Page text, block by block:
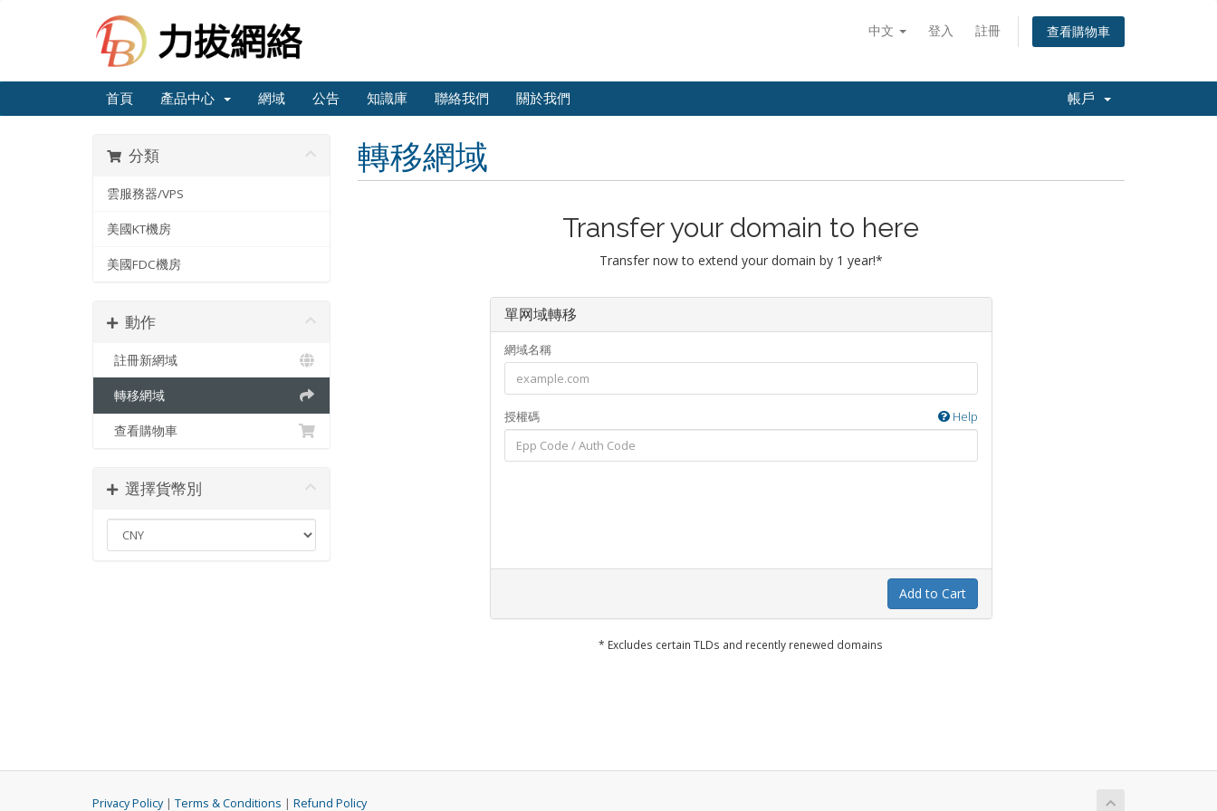
中文 登入 註冊 查看購物車
首頁 產品中心 網域 公告 知識庫 聯絡我們 關於我們 帳戶
轉移網域
分類
雲服務器/VPS
美國KT機房
美國FDC機房
動作
註冊新網域
轉移網域
查看購物車
選擇貨幣別
Transfer your domain to here
Transfer now to extend your domain by 1 year!*
單网域轉移
網域名稱
授權碼 Help
Add to Cart
* Excludes certain TLDs and recently renewed domains
Privacy Policy| Terms & Conditions | Refund Policy